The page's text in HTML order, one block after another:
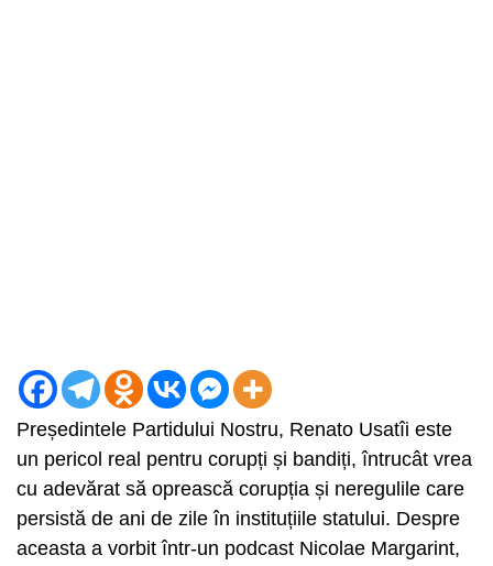
Președintele Partidului Nostru, Renato Usatîi este
un pericol real pentru corupți și bandiți, întrucât vrea
cu adevărat să oprească corupția și neregulile care
persistă de ani de zile în instituțiile statului. Despre
aceasta a vorbit într-un podcast Nicolae Margarint,